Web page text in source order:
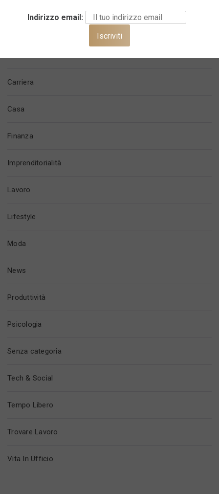
Carriera
Casa
Finanza
Imprenditorialità
Lavoro
Lifestyle
Moda
News
Produttività
Psicologia
Senza categoria
Tech & Social
Tempo Libero
Trovare Lavoro
Vita In Ufficio
Indirizzo email: